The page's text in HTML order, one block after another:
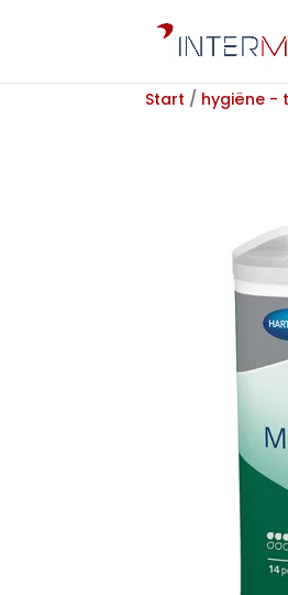
Start / hygiëne -